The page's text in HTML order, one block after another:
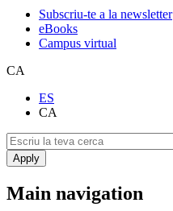
Subscriu-te a la newsletter
eBooks
Campus virtual
CA
ES
CA
Main navigation